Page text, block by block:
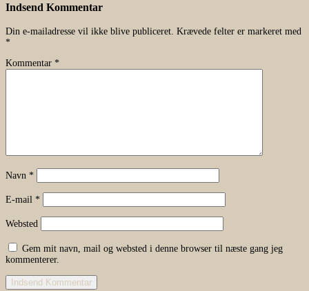
Indsend Kommentar
Din e-mailadresse vil ikke blive publiceret. Krævede felter er markeret med
*
Kommentar *
Navn *
E-mail *
Websted
Gem mit navn, mail og websted i denne browser til næste gang jeg
kommenterer.